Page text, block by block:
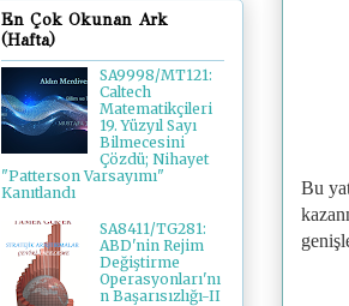
Bu
En Çok Okunan Ark
(Hafta)
SA9998/MT121:
Caltech
Matematikçileri
19. Yüzyıl Sayı
Bilmecesini
Çözdü; Nihayet
"Patterson Varsayımı"
Kanıtlandı
SA8411/TG281:
ABD'nin Rejim
Değiştirme
Operasyonları'nı
n Başarısızlığı-II